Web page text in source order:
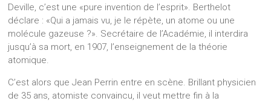
Deville, c’est une «pure invention de l’esprit». Berthelot
déclare : «Qui a jamais vu, je le répète, un atome ou une
molécule gazeuse ?». Secrétaire de l’Académie, il interdira
jusqu’à sa mort, en 1907, l’enseignement de la théorie
atomique.
C’est alors que Jean Perrin entre en scène. Brillant physicien
de 35 ans, atomiste convaincu, il veut mettre fin à la